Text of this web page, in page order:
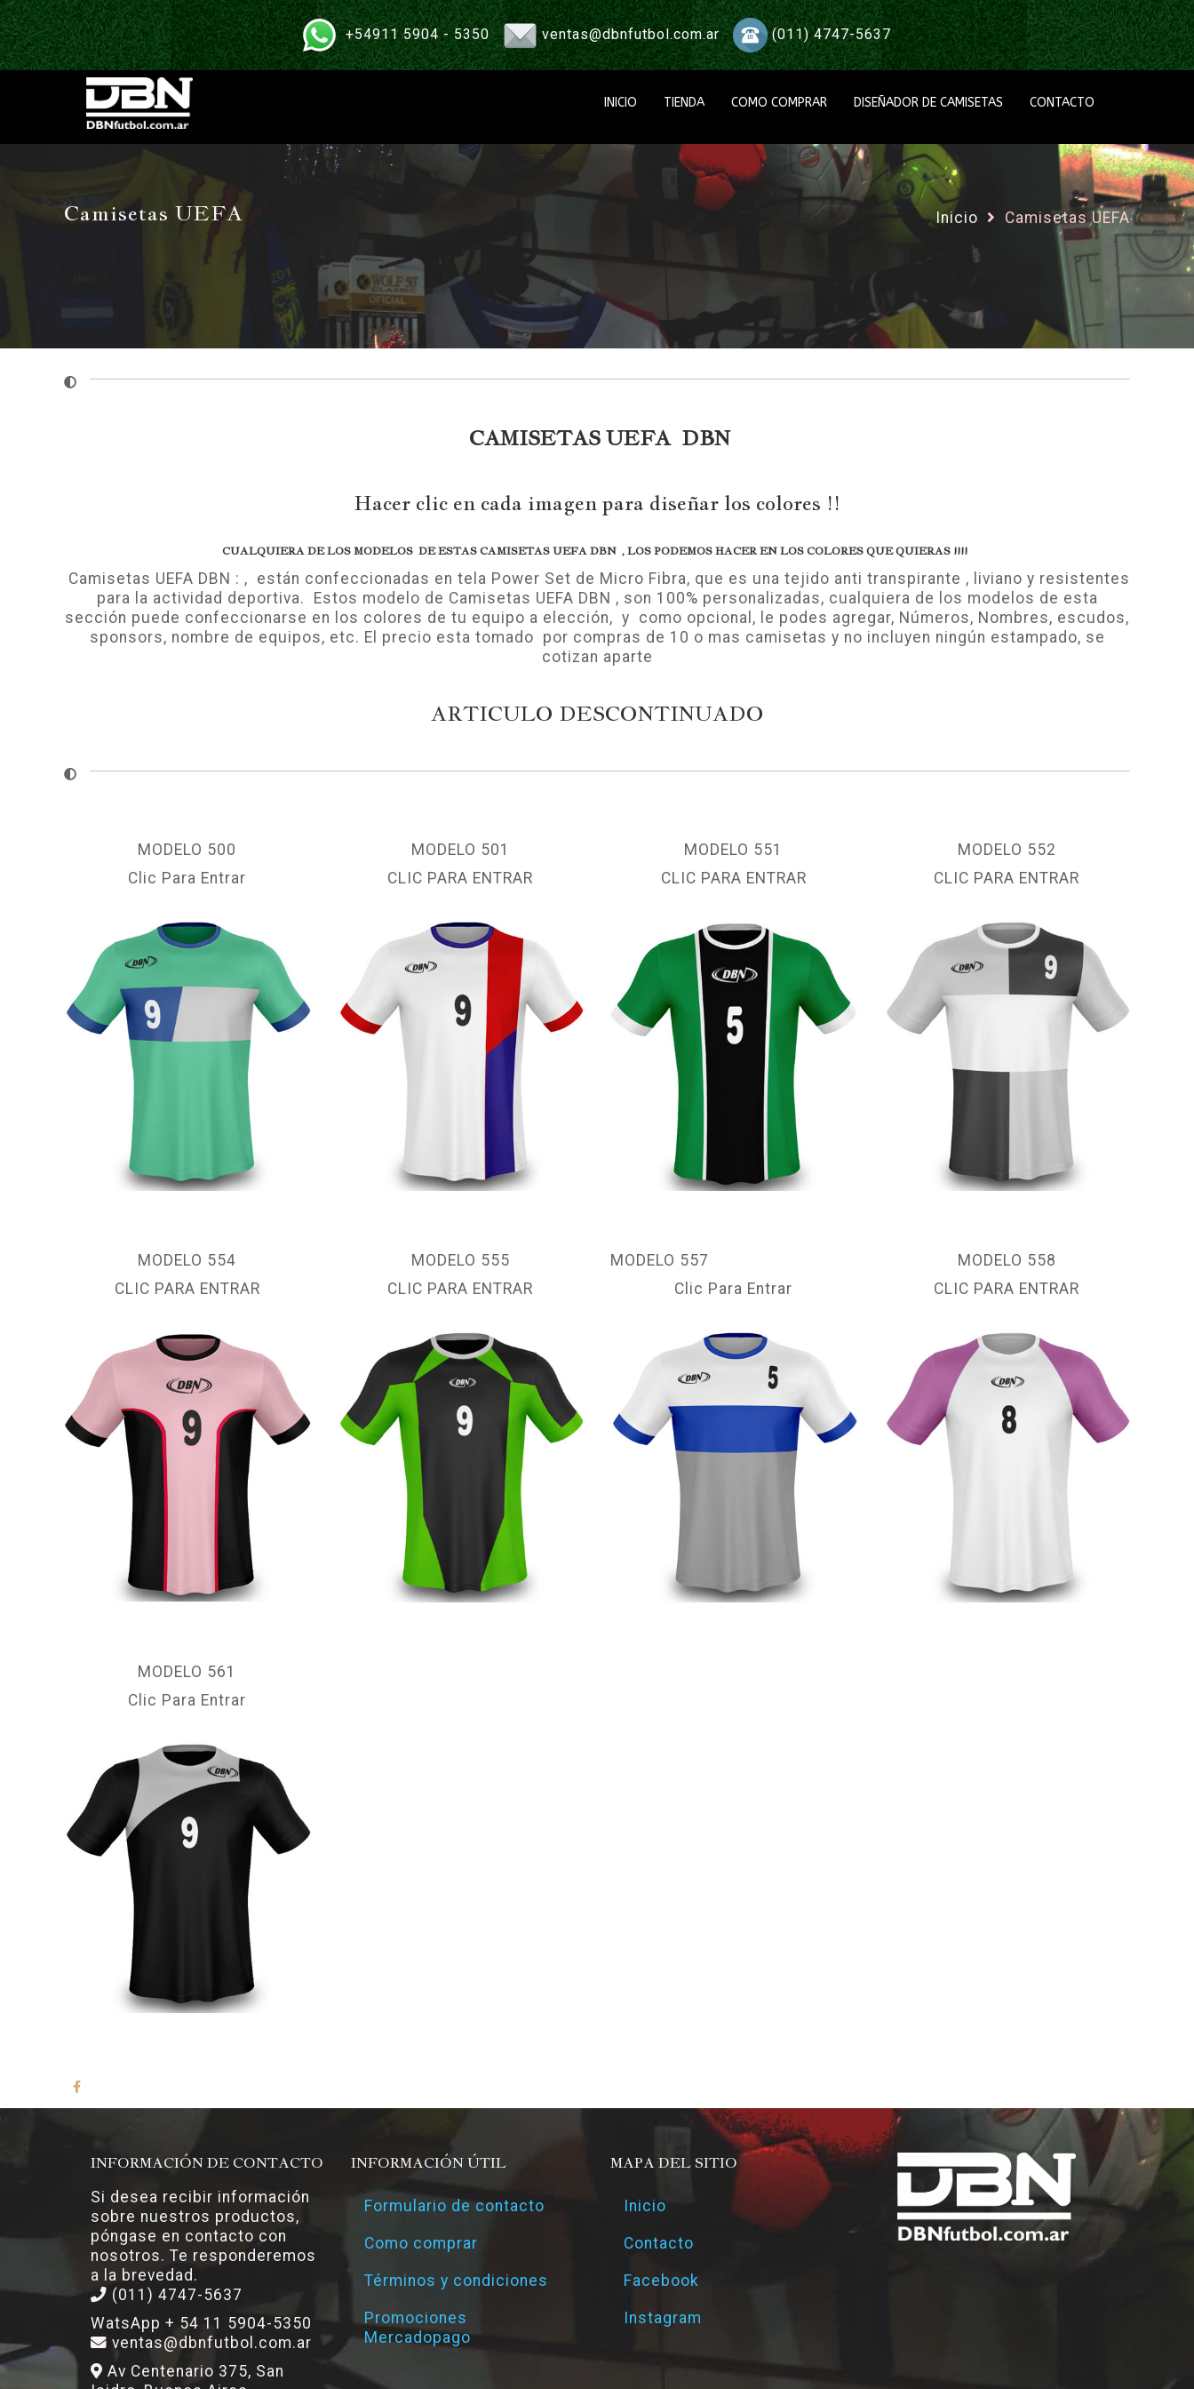
+54911 5904 - 5350 ventas@dbnfutbol.com.ar (011) 4747-5637
INICIO TIENDA COMO COMPRAR DISEÑADOR DE CAMISETAS CONTACTO
Camisetas UEFA Inicio Camisetas UEFA
CAMISETAS UEFA DBN
Hacer clic en cada imagen para diseñar los colores !!
CUALQUIERA DE LOS MODELOS DE ESTAS CAMISETAS UEFA DBN , LOS PODEMOS HACER EN LOS COLORES QUE QUIERAS !!!!
Camisetas UEFA DBN : , están confeccionadas en tela Power Set de Micro Fibra, que es una tejido anti transpirante , liviano y resistentes
para la actividad deportiva. Estos modelo de Camisetas UEFA DBN , son 100% personalizadas, cualquiera de los modelos de esta
sección puede confeccionarse en los colores de tu equipo a elección, y como opcional, le podes agregar, Números, Nombres, escudos,
sponsors, nombre de equipos, etc. El precio esta tomado por compras de 10 o mas camisetas y no incluyen ningún estampado, se
cotizan aparte
ARTICULO DESCONTINUADO
MODELO 500
Clic Para Entrar
MODELO 501
CLIC PARA ENTRAR
MODELO 551
CLIC PARA ENTRAR
MODELO 552
CLIC PARA ENTRAR
MODELO 554
CLIC PARA ENTRAR
MODELO 555
CLIC PARA ENTRAR
MODELO 557
Clic Para Entrar
MODELO 558
CLIC PARA ENTRAR
MODELO 561
Clic Para Entrar
INFORMACIÓN DE CONTACTO
Si desea recibir información
sobre nuestros productos,
póngase en contacto con
nosotros. Te responderemos
a la brevedad.
(011) 4747-5637
WatsApp + 54 11 5904-5350
ventas@dbnfutbol.com.ar
Av Centenario 375, San
INFORMACIÓN ÚTIL
Formulario de contacto
Como comprar
Términos y condiciones
Promociones
Mercadopago
MAPA DEL SITIO
Inicio
Contacto
Facebook
Instagram